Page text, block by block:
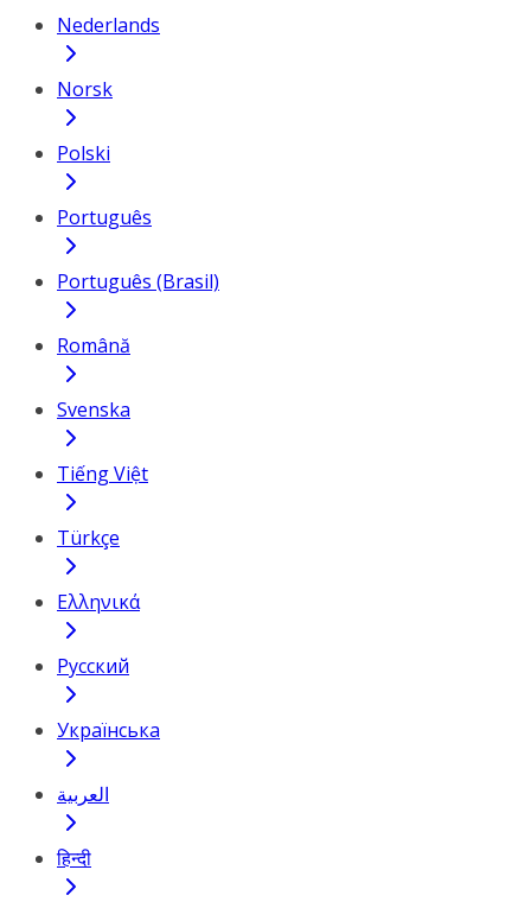
Nederlands
Norsk
Polski
Português
Português (Brasil)
Română
Svenska
Tiếng Việt
Türkçe
Ελληνικά
Русский
Українська
العربية
हिन्दी